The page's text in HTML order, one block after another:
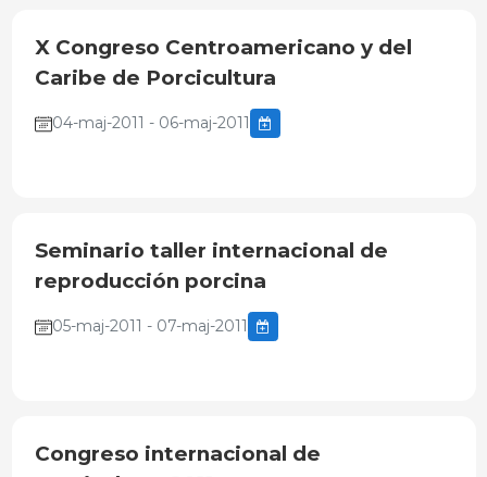
X Congreso Centroamericano y del
Caribe de Porcicultura
04-maj-2011 - 06-maj-2011
Seminario taller internacional de
reproducción porcina
05-maj-2011 - 07-maj-2011
Congreso internacional de